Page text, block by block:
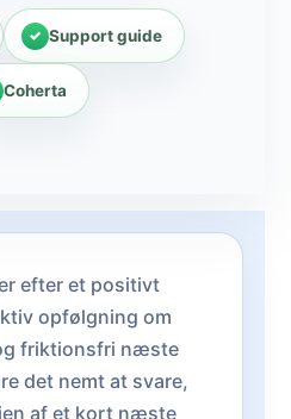
Support guide
Coherta
efter et positivt
opfølgning om
friktionsfri næste
det nemt at svare,
af et kort næste